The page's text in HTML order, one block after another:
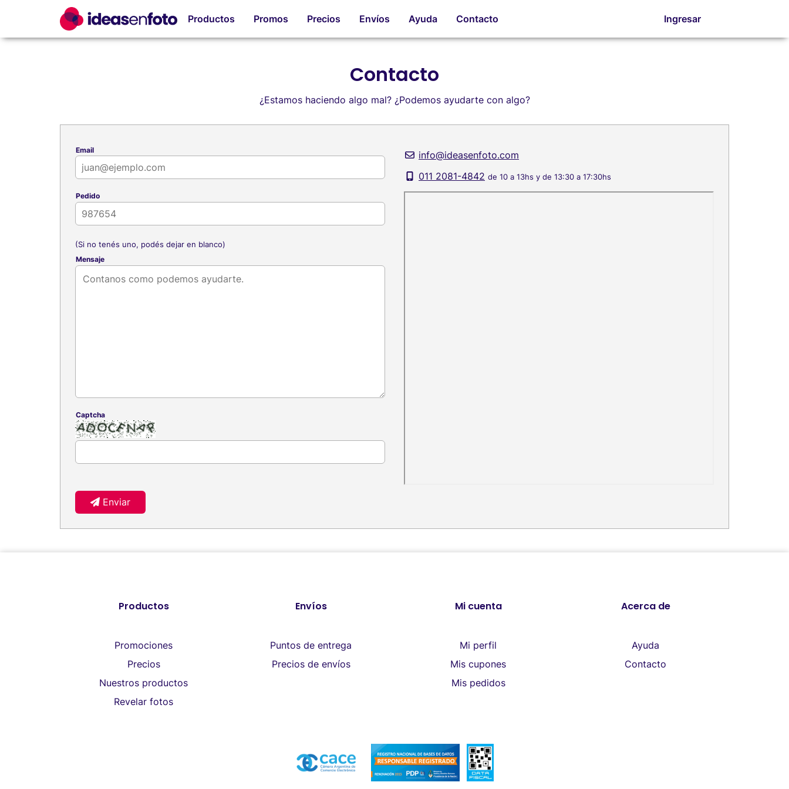
Productos Promos Precios Envíos Ayuda Contacto Ingresar
Contacto
¿Estamos haciendo algo mal? ¿Podemos ayudarte con algo?
Email
Pedido
(Si no tenés uno, podés dejar en blanco)
Mensaje
Captcha
Enviar
info@ideasenfoto.com
011 2081-4842 de 10 a 13hs y de 13:30 a 17:30hs
Productos
Promociones
Precios
Nuestros productos
Revelar fotos
Envíos
Puntos de entrega
Precios de envíos
Mi cuenta
Mi perfil
Mis cupones
Mis pedidos
Acerca de
Ayuda
Contacto